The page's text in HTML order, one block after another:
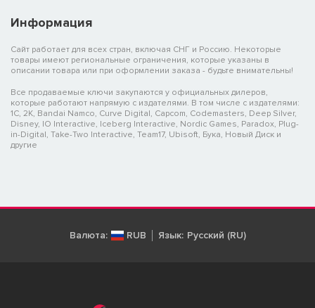
Информация
Сайт работает для всех стран, включая СНГ и Россию. Некоторые
товары имеют региональные ограничения, которые указаны в
описании товара или при оформлении заказа - будьте внимательны!
Все продаваемые ключи закупаются у официальных дилеров,
которые работают напрямую с издателями. В том числе с издателями:
1C, 2K, Bandai Namco, Curve Digital, Capcom, Codemasters, Deep Silver,
Disney, IO Interactive, Iceberg Interactive, Nordic Games, Paradox, Plug-
in-Digital, Take-Two Interactive, Team17, Ubisoft, Бука, Новый Диск и
другие
Валюта: RUB Язык: Русский (RU)